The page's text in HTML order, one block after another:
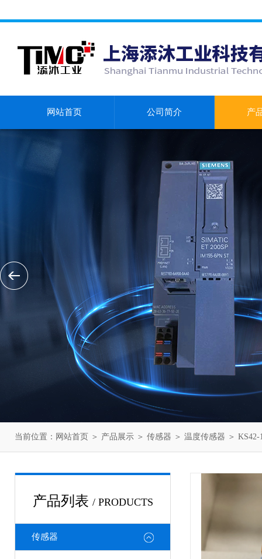
网站首页 公司简介 产
当前位置： 网站首页 ＞ 产品展示 ＞ 传感器 ＞ 温度传感器 ＞
产品列表 / PRODUCTS
传感器